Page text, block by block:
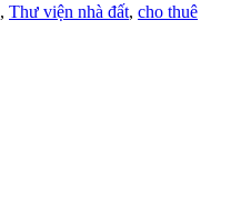
, Thư viện nhà đất, cho thuê